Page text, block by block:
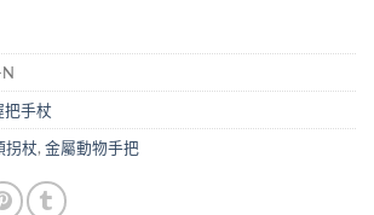
手杖
拐杖, 金屬動物手把